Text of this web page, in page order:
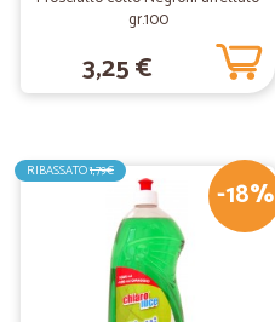
gr.100
3,25 €
-18%
RIBASSATO1,79€